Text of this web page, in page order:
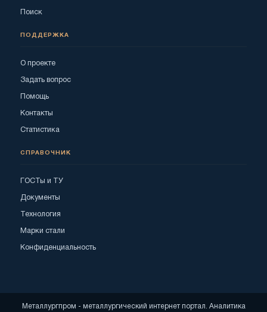
Поиск
ПОДДЕРЖКА
О проекте
Задать вопрос
Помощь
Контакты
Статистика
СПРАВОЧНИК
ГОСТы и ТУ
Документы
Технология
Марки стали
Конфиденциальность
Металлургпром - металлургический интернет портал. Аналитика